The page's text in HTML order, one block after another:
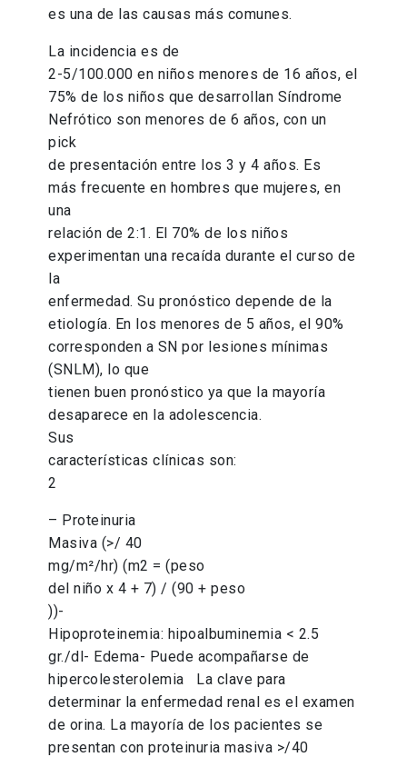
es una de las causas más comunes.
La incidencia es de
2-5/100.000 en niños menores de 16 años, el
75% de los niños que desarrollan Síndrome
Nefrótico son menores de 6 años, con un
pick
de presentación entre los 3 y 4 años. Es
más frecuente en hombres que mujeres, en
una
relación de 2:1. El 70% de los niños
experimentan una recaída durante el curso de
la
enfermedad. Su pronóstico depende de la
etiología. En los menores de 5 años, el 90%
corresponden a SN por lesiones mínimas
(SNLM), lo que
tienen buen pronóstico ya que la mayoría
desaparece en la adolescencia.
Sus
características clínicas son:
2
– Proteinuria
Masiva (>/ 40
mg/m²/hr) (m2 = (peso
del niño x 4 + 7) / (90 + peso
))-
Hipoproteinemia: hipoalbuminemia < 2.5
gr./dl- Edema- Puede acompañarse de
hipercolesterolemia La clave para
determinar la enfermedad renal es el examen
de orina. La mayoría de los pacientes se
presentan con proteinuria masiva >/40